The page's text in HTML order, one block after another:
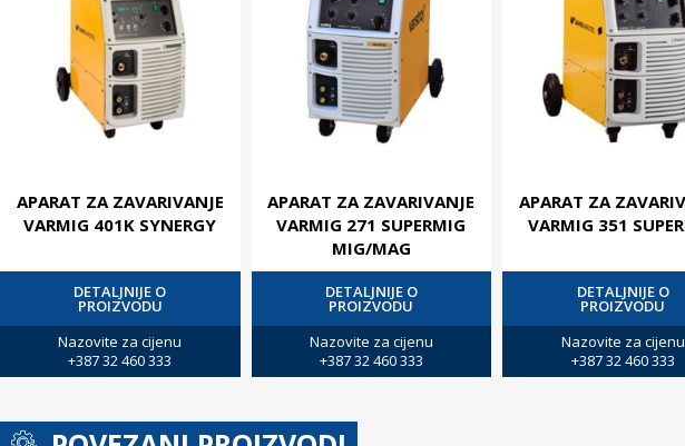
APARAT ZA ZAVARIVANJE
VARMIG 401K SYNERGY
DETALJNIJE O
PROIZVODU
Nazovite za cijenu
+387 32 460 333
APARAT ZA ZAVARIVANJE
VARMIG 271 SUPERMIG
MIG/MAG
DETALJNIJE O
PROIZVODU
Nazovite za cijenu
+387 32 460 333
APARAT ZA
VARMIG 351
DETALJNIJE O
PROIZVODU
Nazovite za cijenu
+387 32 460 333